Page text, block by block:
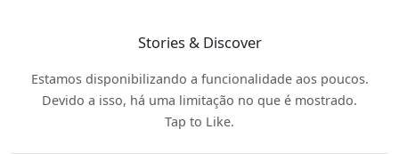
Stories & Discover
Estamos disponibilizando a funcionalidade aos poucos.
Devido a isso, há uma limitação no que é mostrado.
Tap to Like.